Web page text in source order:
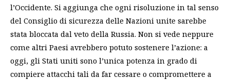
l’Occidente. Si aggiunga che ogni risoluzione in tal senso
del Consiglio di sicurezza delle Nazioni unite sarebbe
stata bloccata dal veto della Russia. Non si vede neppure
come altri Paesi avrebbero potuto sostenere l’azione: a
oggi, gli Stati uniti sono l’unica potenza in grado di
compiere attacchi tali da far cessare o compromettere a